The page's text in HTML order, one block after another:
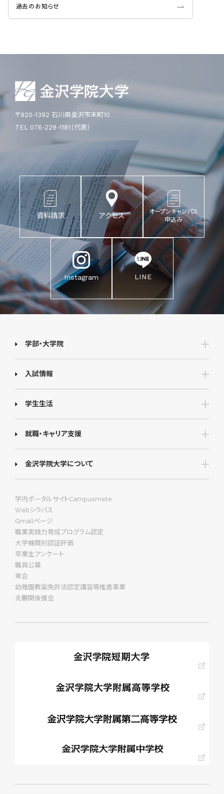
過去のお知らせ
〒920-1392 石川県金沢市末町10
TEL 076-229-1181（代表）
資料請求 アクセス
オープンキャンパス
申込み
Instagram LINE
学部・大学院
入試情報
学生生活
就職・キャリア支援
金沢学院大学について
学内ポータルサイトCampusmate
Webシラバス
Gmailページ
職業実践力育成プログラム認定
大学機関別認証評価
卒業生アンケート
職員公募
翠会
幼稚園教諭免許法認定講習等推進事業
炎鵬関後援会